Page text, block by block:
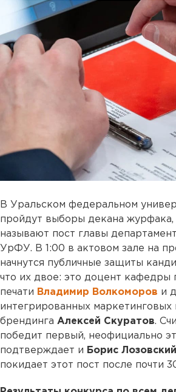
В Уральском федеральном
пройдут выборы декана журфака,
называют пост главы
УрФУ. В 1:00 в актовом зале на
начнутся публичные защиты
что их двое: это доцент кафедры
печати Владимир Волкоморов и
интегрированных маркетинговых
брендинга Алексей Скуратов.
победит первый, неофициально
подтверждает и Борис Лозовский
покидает этот пост после почти